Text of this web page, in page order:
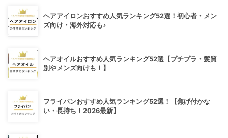
ヘアアイロンおすすめ人気ランキング52選！初心者・メン
ズ向け・海外対応も♪
ヘアオイルおすすめ人気ランキング52選【プチプラ・髪質
別やメンズ向けも！】
フライパンおすすめ人気ランキング52選！【焦げ付かな
い・長持ち！2026最新】